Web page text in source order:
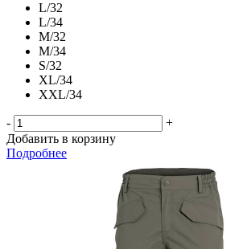
L/32
L/34
M/32
M/34
S/32
XL/34
XXL/34
-
+
Добавить в корзину
Подробнее